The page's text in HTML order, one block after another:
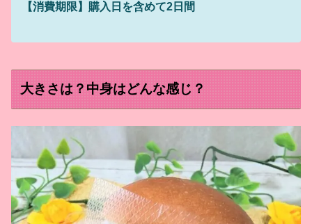
【消費期限】購入日を含めて2日間
大きさは？中身はどんな感じ？